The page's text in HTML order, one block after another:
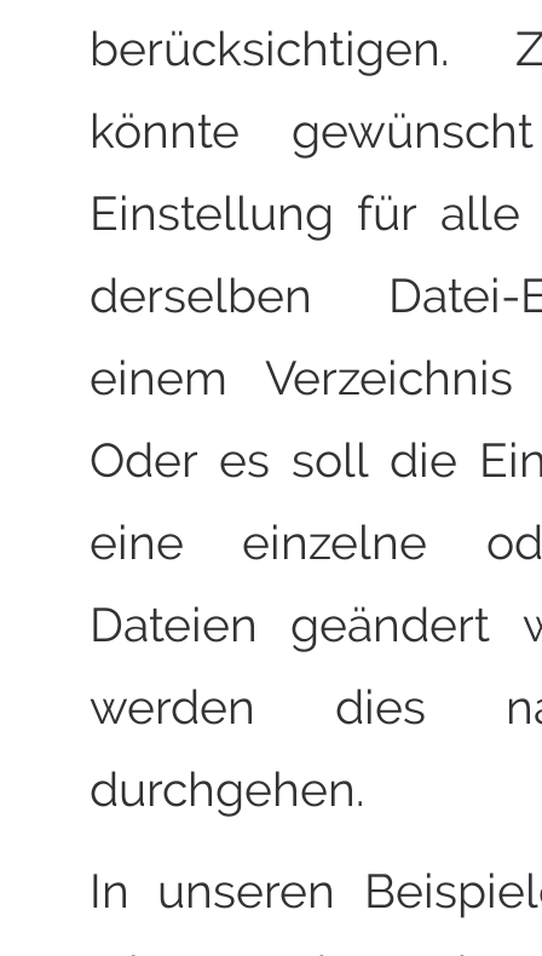
berücksichtigen.
könnte
Einstellung für alle
derselben
einem
Oder es soll die
eine einzelne
Dateien geändert
werden dies
durchgehen.
In unseren